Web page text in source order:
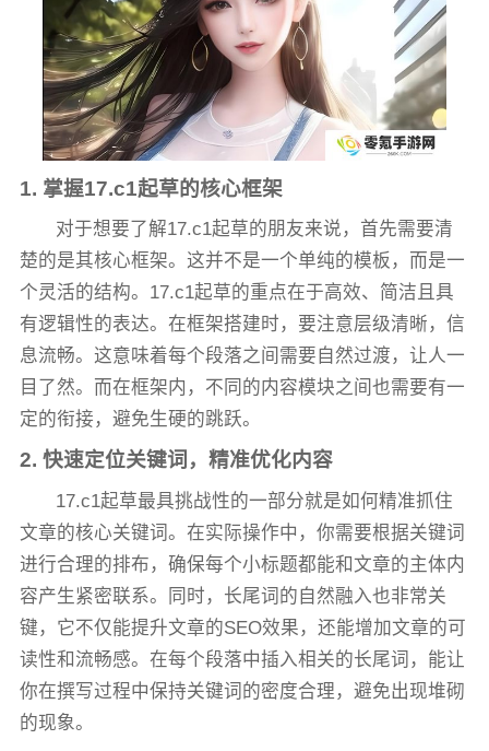
1. 掌握17.c1起草的核心框架
对于想要了解17.c1起草的朋友来说，首先需要清
楚的是其核心框架。这并不是一个单纯的模板，而是一
个灵活的结构。17.c1起草的重点在于高效、简洁且具
有逻辑性的表达。在框架搭建时，要注意层级清晰，信
息流畅。这意味着每个段落之间需要自然过渡，让人一
目了然。而在框架内，不同的内容模块之间也需要有一
定的衔接，避免生硬的跳跃。
2. 快速定位关键词，精准优化内容
17.c1起草最具挑战性的一部分就是如何精准抓住
文章的核心关键词。在实际操作中，你需要根据关键词
进行合理的排布，确保每个小标题都能和文章的主体内
容产生紧密联系。同时，长尾词的自然融入也非常关
键，它不仅能提升文章的SEO效果，还能增加文章的可
读性和流畅感。在每个段落中插入相关的长尾词，能让
你在撰写过程中保持关键词的密度合理，避免出现堆砌
的现象。